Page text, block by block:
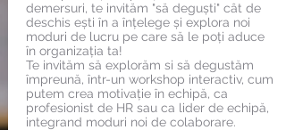
demersuri, te invităm "să deguști" cât de
deschis ești în a înțelege și explora noi
moduri de lucru pe care să le poți aduce
în organizația ta!
Te invităm să explorăm si să degustăm
împreună, într-un workshop interactiv, cum
putem crea motivație în echipă, ca
profesionist de HR sau ca lider de echipă,
integrand moduri noi de colaborare.